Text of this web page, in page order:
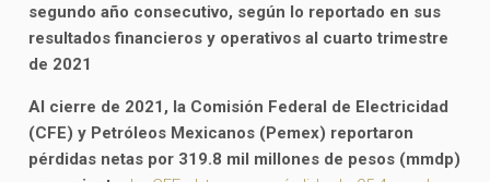
segundo año consecutivo, según lo reportado en sus
resultados financieros y operativos al cuarto trimestre
de 2021
Al cierre de 2021, la Comisión Federal de Electricidad
(CFE) y Petróleos Mexicanos (Pemex) reportaron
pérdidas netas por 319.8 mil millones de pesos (mmdp)